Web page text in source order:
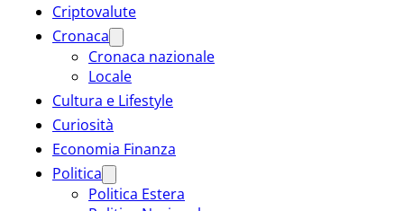
Criptovalute
Cronaca
Cronaca nazionale
Locale
Cultura e Lifestyle
Curiosità
Economia Finanza
Politica
Politica Estera